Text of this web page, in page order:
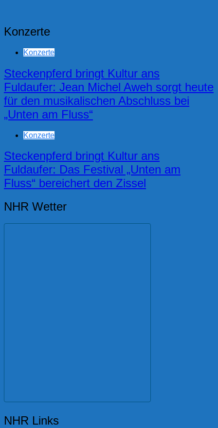
Konzerte
Konzerte
Steckenpferd bringt Kultur ans
Fuldaufer: Jean Michel Aweh sorgt heute
für den musikalischen Abschluss bei
„Unten am Fluss“
Konzerte
Steckenpferd bringt Kultur ans
Fuldaufer: Das Festival „Unten am
Fluss“ bereichert den Zissel
NHR Wetter
NHR Links